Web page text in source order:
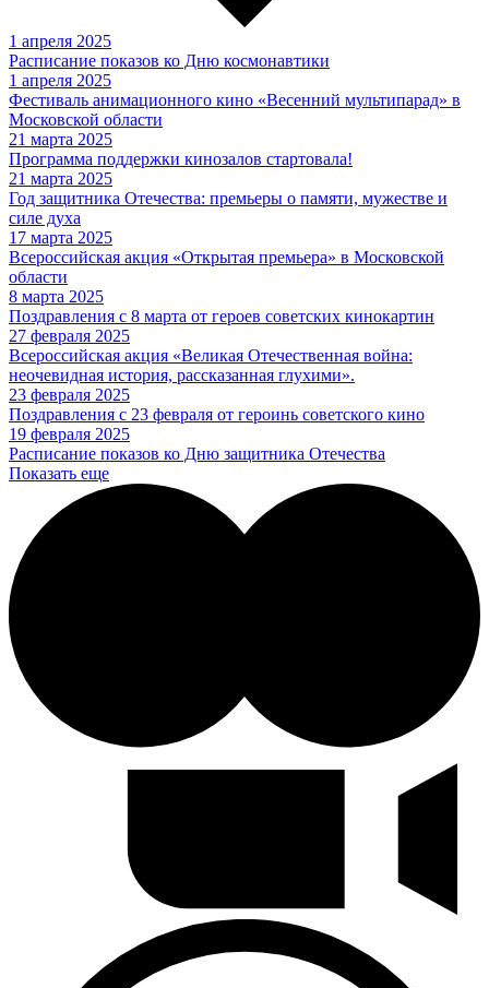
1 апреля 2025
Расписание показов ко Дню космонавтики
1 апреля 2025
Фестиваль анимационного кино «Весенний мультипарад» в
Московской области
21 марта 2025
Программа поддержки кинозалов стартовала!
21 марта 2025
Год защитника Отечества: премьеры о памяти, мужестве и
силе духа
17 марта 2025
Всероссийская акция «Открытая премьера» в Московской
области
8 марта 2025
Поздравления с 8 марта от героев советских кинокартин
27 февраля 2025
Всероссийская акция «Великая Отечественная война:
неочевидная история, рассказанная глухими».
23 февраля 2025
Поздравления с 23 февраля от героинь советского кино
19 февраля 2025
Расписание показов ко Дню защитника Отечества
Показать еще